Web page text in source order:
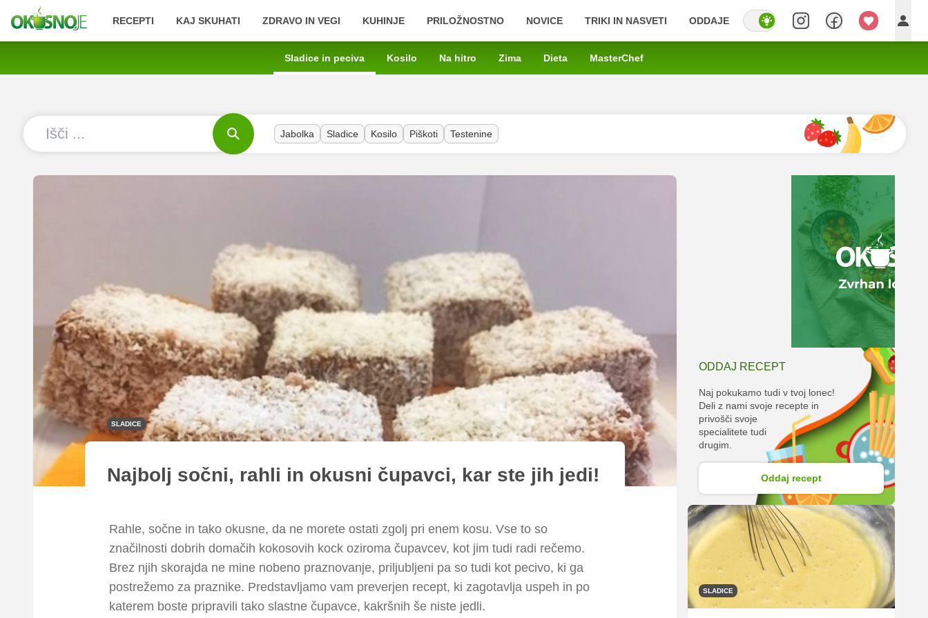
RECEPTI KAJ SKUHATI ZDRAVO IN VEGI KUHINJE PRILOŽNOSTNO NOVICE TRIKI IN NASVETI ODDAJE
Sladice in peciva Kosilo Na hitro Zima Dieta MasterChef
Jabolka Sladice Kosilo Piškoti Testenine
SLADICE
Najbolj sočni, rahli in okusni čupavci, kar ste jih jedi!
Rahle, sočne in tako okusne, da ne morete ostati zgolj pri enem kosu. Vse to so
značilnosti dobrih domačih kokosovih kock oziroma čupavcev, kot jim tudi radi rečemo.
Brez njih skorajda ne mine nobeno praznovanje, priljubljeni pa so tudi kot pecivo, ki ga
postrežemo za praznike. Predstavljamo vam preverjen recept, ki zagotavlja uspeh in po
katerem boste pripravili tako slastne čupavce, kakršnih še niste jedli.
ODDAJ RECEPT
Naj pokukamo tudi v tvoj lonec!
Deli z nami svoje recepte in
privošči svoje
specialitete tudi
drugim.
Oddaj recept
SLADICE